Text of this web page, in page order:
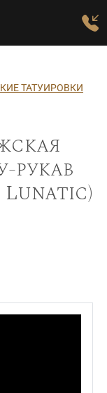
ТАТУИРОВКИ
рукав
Lunatic)